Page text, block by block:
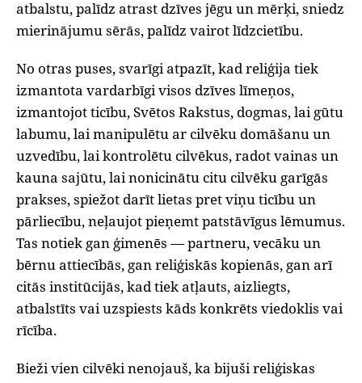
atbalstu, palīdz atrast dzīves jēgu un mērķi, sniedz
mierinājumu sērās, palīdz vairot līdzcietību.
No otras puses, svarīgi atpazīt, kad reliģija tiek
izmantota vardarbīgi visos dzīves līmeņos,
izmantojot ticību, Svētos Rakstus, dogmas, lai gūtu
labumu, lai manipulētu ar cilvēku domāšanu un
uzvedību, lai kontrolētu cilvēkus, radot vainas un
kauna sajūtu, lai nonicinātu citu cilvēku garīgās
prakses, spiežot darīt lietas pret viņu ticību un
pārliecību, neļaujot pieņemt patstāvīgus lēmumus.
Tas notiek gan ģimenēs — partneru, vecāku un
bērnu attiecībās, gan reliģiskās kopienās, gan arī
citās institūcijās, kad tiek atļauts, aizliegts,
atbalstīts vai uzspiests kāds konkrēts viedoklis vai
rīcība.
Bieži vien cilvēki nenojauš, ka bijuši reliģiskas